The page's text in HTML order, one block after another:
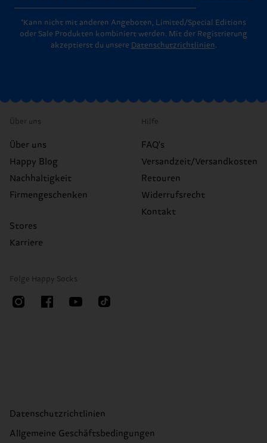
*Kann nicht mit anderen Angeboten, Limited/Special Editions
oder Sale Produkten kombiniert werden. Mit der Registrierung
akzeptierst du unsere Datenschutzrichtlinien.
Über uns
Über uns
Happy Blog
Nachhaltigkeit
Firmengeschenken
Stores
Karriere
Hilfe
FAQ's
Versandzeit/Versandkosten
Retouren
Widerrufsrecht
Kontakt
Folge Happy Socks
Datenschutzrichtlinien
Allgemeine Geschäftsbedingungen